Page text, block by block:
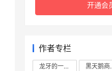
开通会
作者专栏
龙牙的一座山 黑